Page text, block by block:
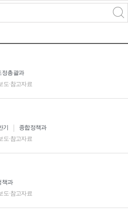
정총괄과
도·참고자료
기
종합정책과
도·참고자료
책과
도·참고자료